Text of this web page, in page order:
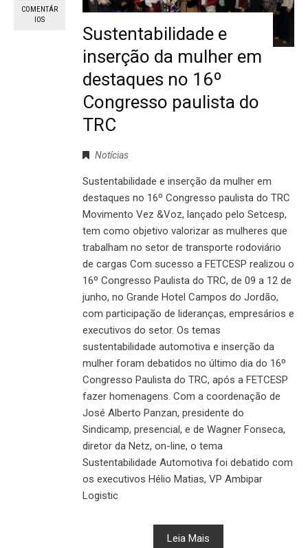
COMENTÁR
IOS
Sustentabilidade e
inserção da mulher em
destaques no 16º
Congresso paulista do
TRC
Notícias
Sustentabilidade e inserção da mulher em
destaques no 16º Congresso paulista do TRC
Movimento Vez &Voz, lançado pelo Setcesp,
tem como objetivo valorizar as mulheres que
trabalham no setor de transporte rodoviário
de cargas Com sucesso a FETCESP realizou o
16º Congresso Paulista do TRC, de 09 a 12 de
junho, no Grande Hotel Campos do Jordão,
com participação de lideranças, empresários e
executivos do setor. Os temas
sustentabilidade automotiva e inserção da
mulher foram debatidos no último dia do 16º
Congresso Paulista do TRC, após a FETCESP
fazer homenagens. Com a coordenação de
José Alberto Panzan, presidente do
Sindicamp, presencial, e de Wagner Fonseca,
diretor da Netz, on-line, o tema
Sustentabilidade Automotiva foi debatido com
os executivos Hélio Matias, VP Ambipar
Logistic
Leia Mais